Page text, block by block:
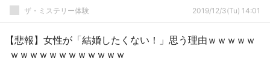
ザ・ミステリー体験 2019/12/3(Tu) 14:01
【悲報】女性が「結婚したくない！」思う理由ｗｗｗｗｗ
ｗｗｗｗｗｗｗｗｗｗｗｗ